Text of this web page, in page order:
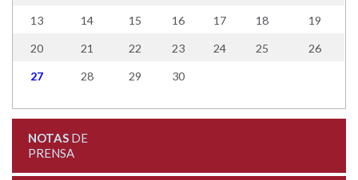
13 14 15 16 17 18 19
20 21 22 23 24 25 26
27 28 29 30
NOTASDE
PRENSA